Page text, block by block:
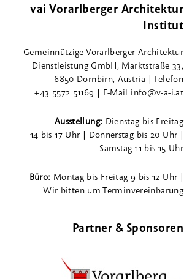
vai Vorarlberger Architektur
Institut
Gemeinnützige Vorarlberger Architektur
Dienstleistung GmbH, Marktstraße 33,
6850 Dornbirn, Austria | Telefon
+43 5572 51169 | E-Mail info@v-a-i.at
Ausstellung: Dienstag bis Freitag
14 bis 17 Uhr | Donnerstag bis 20 Uhr |
Samstag 11 bis 15 Uhr
Büro: Montag bis Freitag 9 bis 12 Uhr |
Wir bitten um Terminvereinbarung
Partner & Sponsoren